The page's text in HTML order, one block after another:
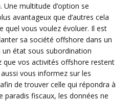
multitude d’option se
avantageux que d’autres cela
quel vous voulez évoluer. Il est
sa société offshore dans un
état sous subordination
que vos activités offshore restent
vous informez sur les
de trouver celle qui répondra à
paradis fiscaux, les données ne